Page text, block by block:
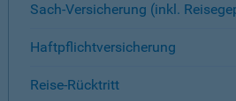
Sach-Versicherung (inkl.
Haftpflichtversicherung
Reise-Rücktritt